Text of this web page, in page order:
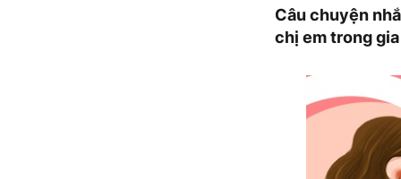
Câu chuyện
chị em trong